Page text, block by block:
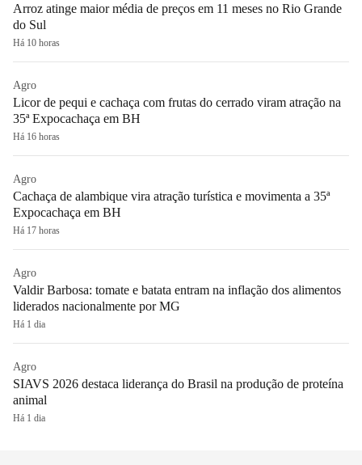
Arroz atinge maior média de preços em 11 meses no Rio Grande
do Sul
Há 10 horas
Agro
Licor de pequi e cachaça com frutas do cerrado viram atração na
35ª Expocachaça em BH
Há 16 horas
Agro
Cachaça de alambique vira atração turística e movimenta a 35ª
Expocachaça em BH
Há 17 horas
Agro
Valdir Barbosa: tomate e batata entram na inflação dos alimentos
liderados nacionalmente por MG
Há 1 dia
Agro
SIAVS 2026 destaca liderança do Brasil na produção de proteína
animal
Há 1 dia